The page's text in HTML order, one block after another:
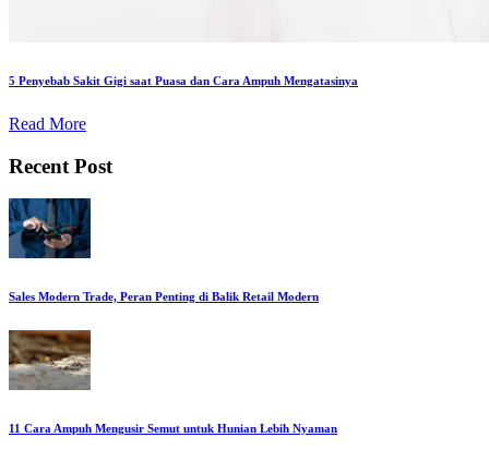
5 Penyebab Sakit Gigi saat Puasa dan Cara Ampuh Mengatasinya
Read More
Recent Post
Sales Modern Trade, Peran Penting di Balik Retail Modern
11 Cara Ampuh Mengusir Semut untuk Hunian Lebih Nyaman